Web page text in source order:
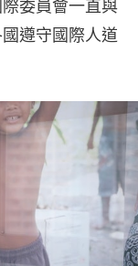
委員會一直與
遵守國際人道